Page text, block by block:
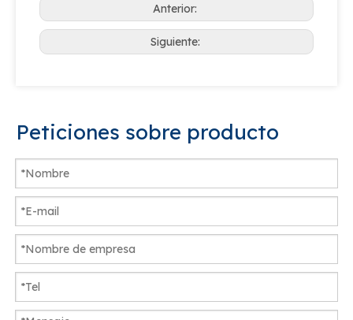
Anterior:
Siguiente:
Peticiones sobre producto